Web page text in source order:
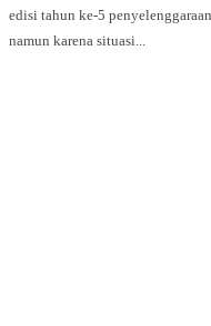
edisi tahun ke-5
namun karena situasi...